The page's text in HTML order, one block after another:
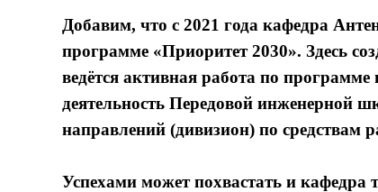
Добавим, что с 2021 года кафедра
программе «Приоритет 2030». Здесь
ведётся активная работа по
деятельность Передовой
направлений (дивизион) по средствам
Успехами может похвастать и кафедра